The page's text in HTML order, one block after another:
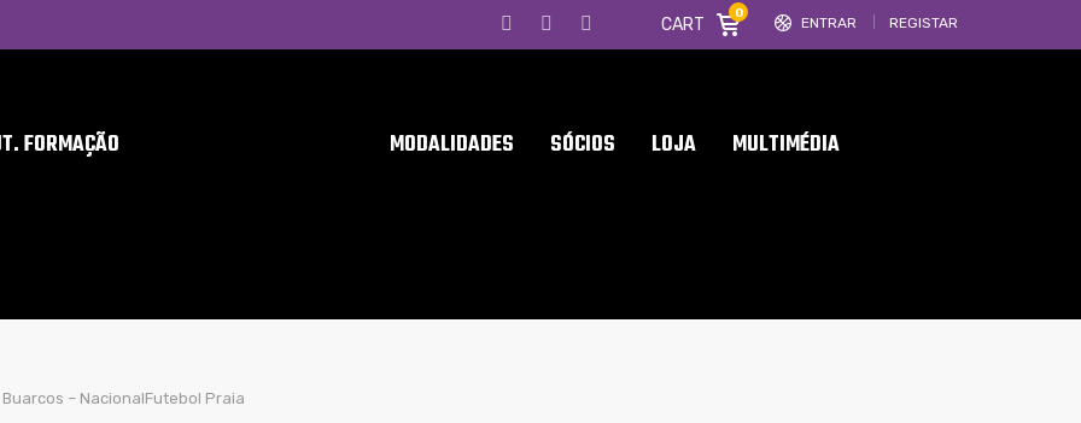
ENTRAR REGISTAR
CART
0
FORMAÇÃO MODALIDADES SÓCIOS LOJA MULTIMÉDIA
Buarcos – NacionalFutebol Praia